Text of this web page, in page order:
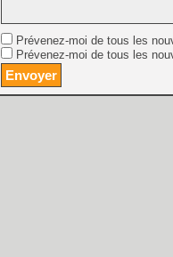
Prévenez-moi de tous les
Prévenez-moi de tous les